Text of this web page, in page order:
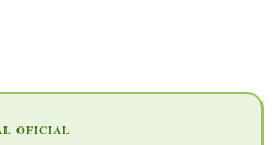
OFICIAL